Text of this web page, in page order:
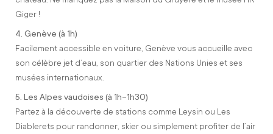
Giger !
4. Genève (à 1h)
Facilement accessible en voiture, Genève vous accueille avec
son célèbre jet d’eau, son quartier des Nations Unies et ses
musées internationaux.
5. Les Alpes vaudoises (à 1h–1h30)
Partez à la découverte de stations comme Leysin ou Les
Diablerets pour randonner, skier ou simplement profiter de l’air